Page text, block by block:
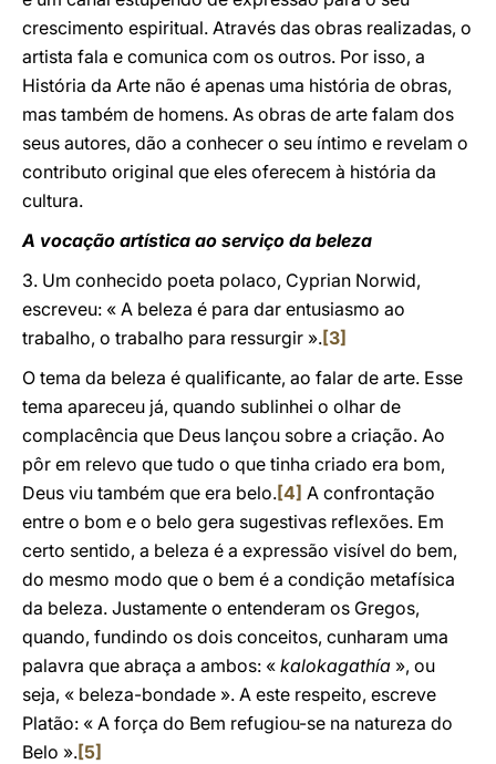
crescimento espiritual. Através das obras realizadas, o
artista fala e comunica com os outros. Por isso, a
História da Arte não é apenas uma história de obras,
mas também de homens. As obras de arte falam dos
seus autores, dão a conhecer o seu íntimo e revelam o
contributo original que eles oferecem à história da
cultura.
A vocação artística ao serviço da beleza
3. Um conhecido poeta polaco, Cyprian Norwid,
escreveu: « A beleza é para dar entusiasmo ao
trabalho, o trabalho para ressurgir ».[3]
O tema da beleza é qualificante, ao falar de arte. Esse
tema apareceu já, quando sublinhei o olhar de
complacência que Deus lançou sobre a criação. Ao
pôr em relevo que tudo o que tinha criado era bom,
Deus viu também que era belo.[4] A confrontação
entre o bom e o belo gera sugestivas reflexões. Em
certo sentido, a beleza é a expressão visível do bem,
do mesmo modo que o bem é a condição metafísica
da beleza. Justamente o entenderam os Gregos,
quando, fundindo os dois conceitos, cunharam uma
palavra que abraça a ambos: « kalokagathía », ou
seja, « beleza-bondade ». A este respeito, escreve
Platão: « A força do Bem refugiou-se na natureza do
Belo ».[5]